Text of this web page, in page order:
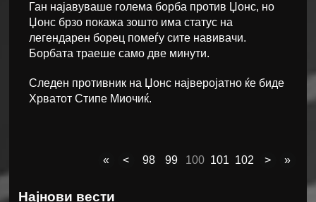
Ган најавуваше голема борба против Џонс, но
Џонс брзо покажа зошто има статус на
легендарен борец помеѓу сите навивачи.
Борбата траеше само две минути.
Следен противник на Џонс најверојатно ќе биде
Хрватот Стипе Миочиќ.
« < 98 99 100 101 102 > »
Најнови вести